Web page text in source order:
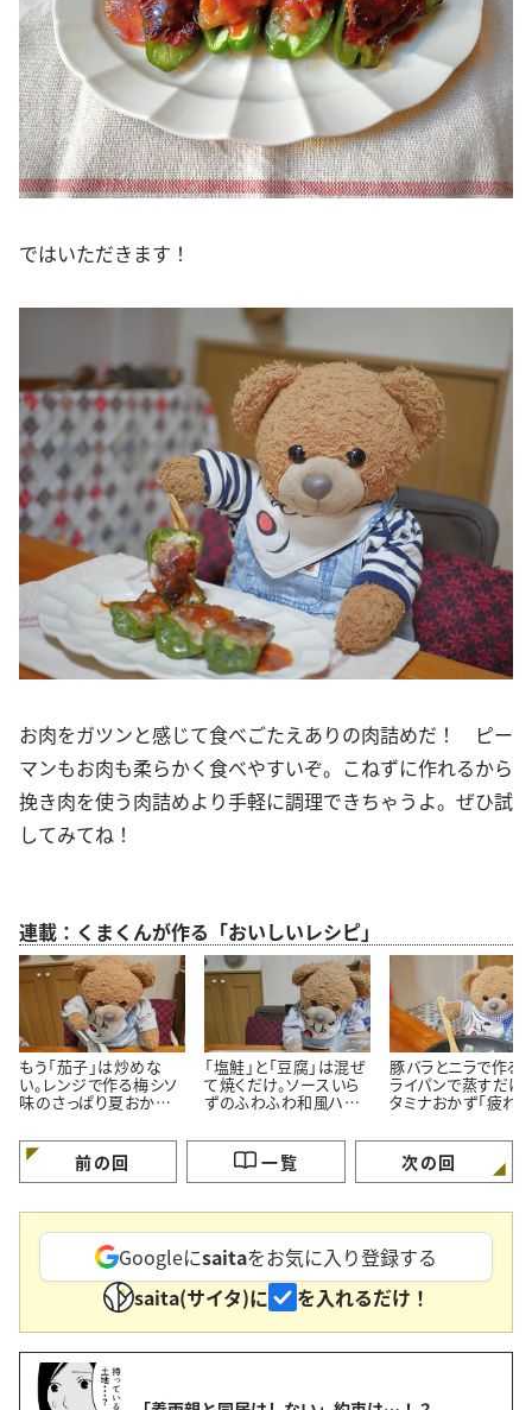
ではいただきます！
お肉をガツンと感じて食べごたえありの肉詰めだ！ ピー
マンもお肉も柔らかく食べやすいぞ。こねずに作れるから
挽き肉を使う肉詰めより手軽に調理できちゃうよ。ぜひ試
してみてね！
連載：くまくんが作る「おいしいレシピ」
もう「茄子」は炒めな
い。レンジで作る梅シソ
味のさっぱり夏おかず
「塩鮭」と「豆腐」は混ぜ
て焼くだけ。ソースいら
ずのふわふわ和風ハン
豚バラとニラで作る
ライパンで蒸すだけ
タミナおかず「疲れ
前の回 一覧 次の回
Googleにsaitaをお気に入り登録する
saita(サイタ)に
を入れるだけ！